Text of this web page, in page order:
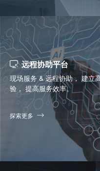
远程协助平台
现场服务 & 远程协助， 建立
验， 提高服务效率。
探索更多